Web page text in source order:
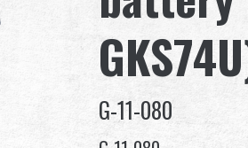
G-11-080